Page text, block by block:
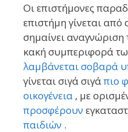
Οι επιστήμονες
επιστήμη γίνεται
σημαίνει
κακή συμπεριφορά
λαμβάνεται σοβαρά
γίνεται σιγά σιγά πιο
οικογένεια , με
προσφέρουν
παιδιών .